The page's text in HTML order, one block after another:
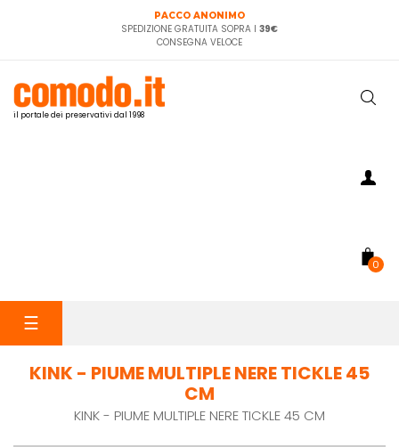
PACCO ANONIMO
SPEDIZIONE GRATUITA SOPRA I 39€
CONSEGNA VELOCE
il portale dei preservativi dal 1998
0
navigazione
☰
KINK - PIUME MULTIPLE NERE TICKLE 45
CM
KINK - PIUME MULTIPLE NERE TICKLE 45 CM